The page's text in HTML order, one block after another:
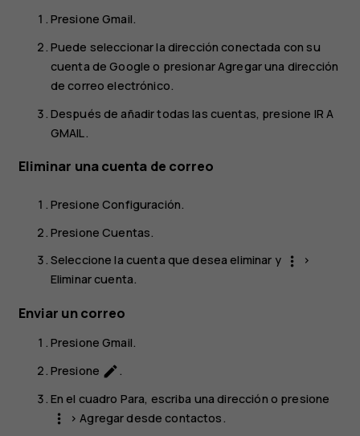
PresioneGmail.
Puede seleccionar la dirección conectada con su
cuenta de Google o presionarAgregar una dirección
de correo electrónico.
Después de añadir todas las cuentas, presione IR A
GMAIL.
Eliminar una cuenta de correo
PresioneConfiguración.
PresioneCuentas.
Seleccione la cuenta que desea eliminar y
more_vert
>
Eliminar cuenta.
Enviar un correo
PresioneGmail.
Presione create.
En el cuadro Para, escriba una dirección o presione
more_vert > Agregar desde contactos .